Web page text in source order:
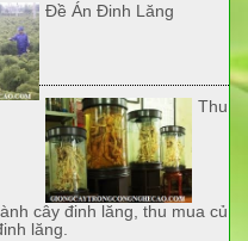
Đề Án Đinh Lăng
Thu
cây đinh lăng, thu mua củ
lăng.